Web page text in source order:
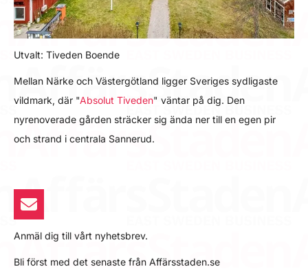
Utvalt: Tiveden Boende
Mellan Närke och Västergötland ligger Sveriges sydligaste
vildmark, där "Absolut Tiveden" väntar på dig. Den
nyrenoverade gården sträcker sig ända ner till en egen pir
och strand i centrala Sannerud.
Anmäl dig till vårt nyhetsbrev.
Bli först med det senaste från Affärsstaden.se